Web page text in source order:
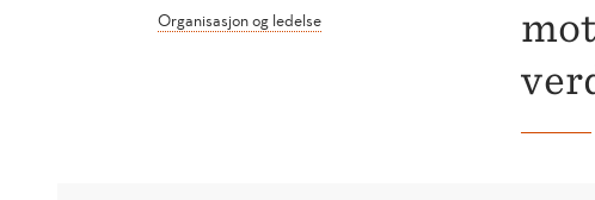
Organisasjon og ledelse